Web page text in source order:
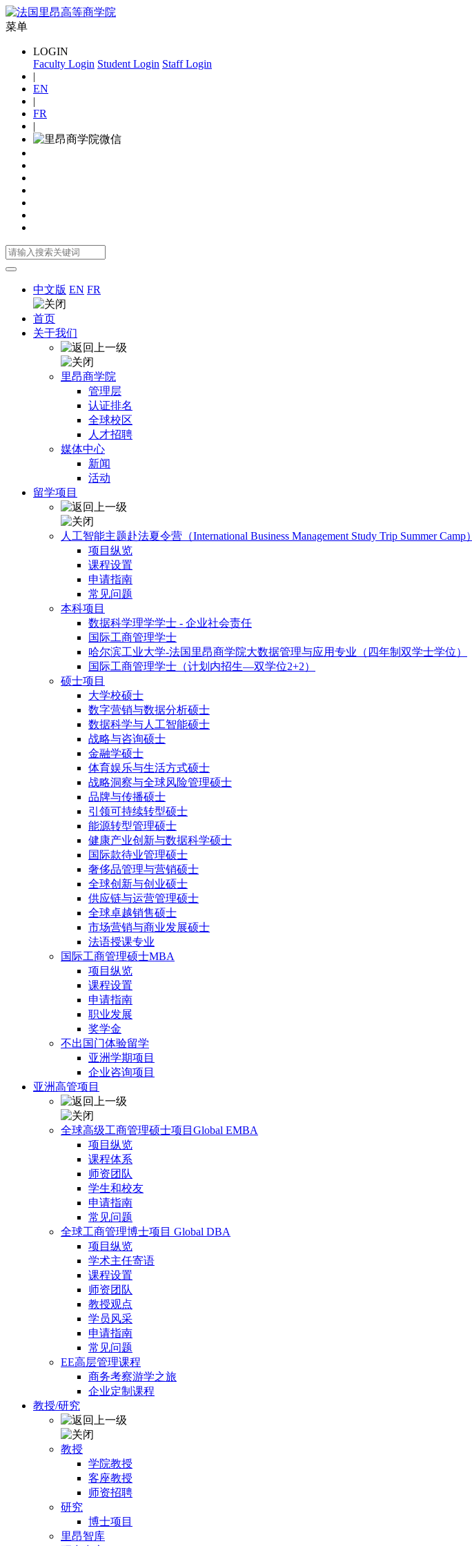
菜单
LOGIN
Faculty Login Student Login Staff Login
|
EN
|
FR
|
中文版 EN FR
首页
关于我们
里昂商学院
管理层
认证排名
全球校区
人才招聘
媒体中心
新闻
活动
留学项目
人工智能主题赴法夏令营（International Business Management Study Trip Summer Camp）
项目纵览
课程设置
申请指南
常见问题
本科项目
数据科学理学学士 - 企业社会责任
国际工商管理学士
哈尔滨工业大学-法国里昂商学院大数据管理与应用专业（四年制双学士学位）
国际工商管理学士（计划内招生—双学位2+2）
硕士项目
大学校硕士
数字营销与数据分析硕士
数据科学与人工智能硕士
战略与咨询硕士
金融学硕士
体育娱乐与生活方式硕士
战略洞察与全球风险管理硕士
品牌与传播硕士
引领可持续转型硕士
能源转型管理硕士
健康产业创新与数据科学硕士
国际款待业管理硕士
奢侈品管理与营销硕士
全球创新与创业硕士
供应链与运营管理硕士
全球卓越销售硕士
市场营销与商业发展硕士
法语授课专业
国际工商管理硕士MBA
项目纵览
课程设置
申请指南
职业发展
奖学金
不出国门体验留学
亚洲学期项目
企业咨询项目
亚洲高管项目
全球高级工商管理硕士项目Global EMBA
项目纵览
课程体系
师资团队
学生和校友
申请指南
常见问题
全球工商管理博士项目 Global DBA
项目纵览
学术主任寄语
课程设置
师资团队
教授观点
学员风采
申请指南
常见问题
EE高层管理课程
商务考察游学之旅
企业定制课程
教授/研究
教授
学院教授
客座教授
师资招聘
研究
博士项目
里昂智库